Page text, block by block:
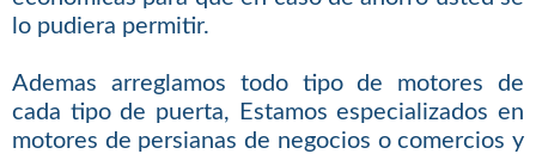
lo pudiera permitir.
Ademas arreglamos todo tipo de motores de
cada tipo de puerta, Estamos especializados en
motores de persianas de negocios o comercios y